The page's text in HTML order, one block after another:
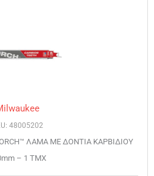
48005202
ΛΑΜΑ ΜΕ ΔΟΝΤΙΑ ΚΑΡΒΙΔΙΟΥ
– 1 TMX